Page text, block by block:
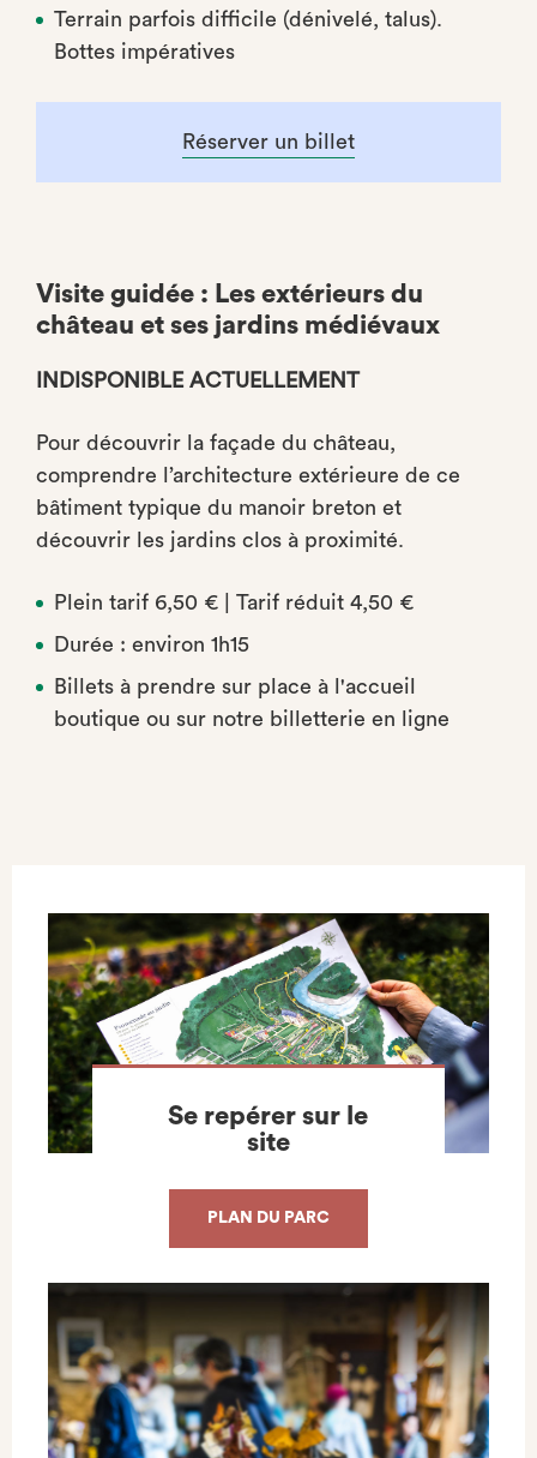
Terrain parfois difficile (dénivelé, talus).
Bottes impératives
Réserver un billet
Visite guidée : Les extérieurs du
château et ses jardins médiévaux
INDISPONIBLE ACTUELLEMENT
Pour découvrir la façade du château,
comprendre l’architecture extérieure de ce
bâtiment typique du manoir breton et
découvrir les jardins clos à proximité.
Plein tarif 6,50 € | Tarif réduit 4,50 €
Durée : environ 1h15
Billets à prendre sur place à l'accueil
boutique ou sur notre billetterie en ligne
Se repérer sur le
site
PLAN DU PARC